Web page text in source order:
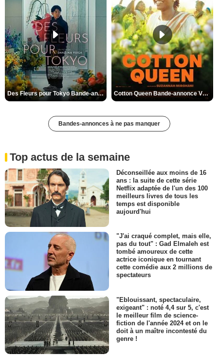
Des Fleurs pour Tokyo Bande-annonce VO STFR Cotton Queen Bande-annonce VO STFR
Bandes-annonces à ne pas manquer
Top actus de la semaine
Déconseillée aux moins de 16
ans : la suite de cette série
Netflix adaptée de l'un des 100
meilleurs livres de tous les
temps est disponible
aujourd'hui
"J'ai craqué complet, mais elle,
pas du tout" : Gad Elmaleh est
tombé amoureux de cette
actrice iconique en tournant
cette comédie aux 2 millions de
spectateurs
"Eblouissant, spectaculaire,
exigeant" : noté 4,4 sur 5, c'est
le meilleur film de science-
fiction de l'année 2024 et on le
doit à un maître incontesté du
genre !